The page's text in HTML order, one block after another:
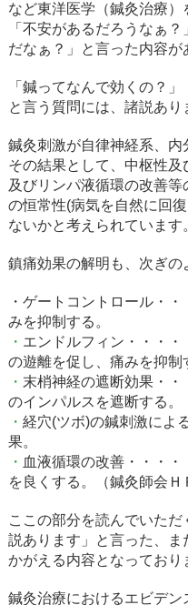
など東洋医学（鍼灸治療）
「不安があるだろうなぁ
だなぁ？」と言った内容が
「鍼ってなんで効くの？」
と言う質問には、諸説あり
鍼灸刺激が自律神経系、内
その結果として、中枢性
及びリンパ液循環の改善
の恒常性(病気を自然に回
ないかと考えられています
鎮痛効果の解明も、次ぎの
・ゲートコントロール・
みを抑制する。
・ エンドルフィン・・・
の遊離を促し、痛みを抑制
・ 末梢神経の遮断効果・
のインパルスを遮断する。
・ 経穴(ツボ)の鍼刺激によ
果。
・ 血液循環の改善・・・
を良くする。（鍼灸師会Ｈ
ここの部分を読んでいた
説あります」と言った、ま
かがえる内容となっており
鍼灸治療におけるエビデ